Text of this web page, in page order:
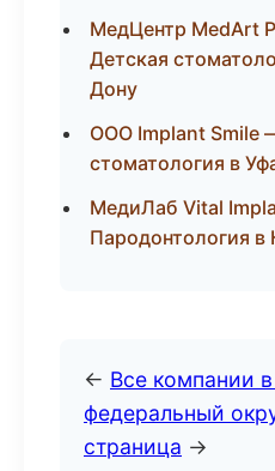
МедЦентр MedArt
Детская
Дону
ООО Implant Smile
стоматология в
МедиЛаб Vital
Пародонтология
← Все компании
федеральный
страница →